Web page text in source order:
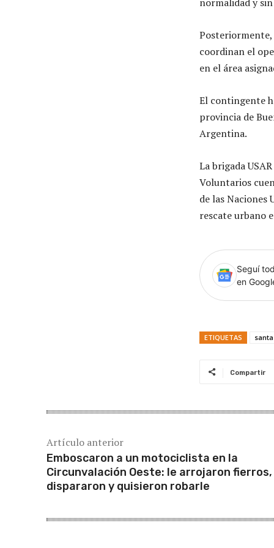
Posteriormente,
coordinan el
en el área
El contingente
provincia de
Argentina.
La brigada
Voluntarios
de las Naciones
rescate urbano
Seguí
en
ETIQUETAS
Compartir
Artículo anterior
Emboscaron a un motociclista en la
Circunvalación Oeste: le arrojaron fierros,
dispararon y quisieron robarle